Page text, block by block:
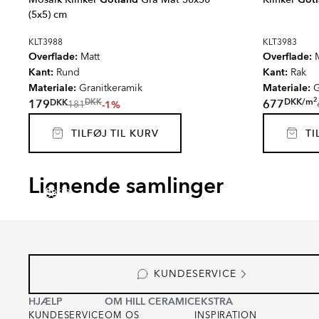
(5x5) cm
KLT3988
Overflade: Matt
Kant: Rund
Materiale: Granitkeramik
179DKK181DKK-1%
TILFØJ TIL KURV
KLT3983
Overflade:
Kant: Rak
Materiale:
677DKK/m2
Lignende samlinger
Serie
ARCHETYPE
Serie
KUNDESERVICE
HJÆLP
KUNDESERVICE
OM HILL CERAMIC
OM OS
EKSTRA
INSPIRATION